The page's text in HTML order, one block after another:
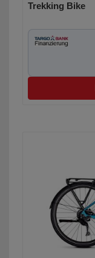
Trekking Bike